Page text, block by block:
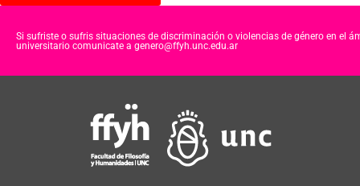
Si sufriste o sufris situaciones de discriminación o violencias de género en el
universitario comunicate a genero@ffyh.unc.edu.ar